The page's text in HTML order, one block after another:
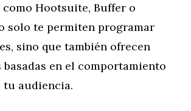
Hootsuite, Buffer o
solo te permiten programar
sino que también ofrecen
basadas en el comportamiento
audiencia.